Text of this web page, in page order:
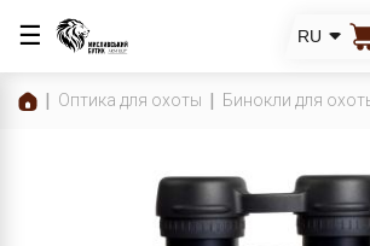
☰ RU
Оптика для охоты Бинокли для